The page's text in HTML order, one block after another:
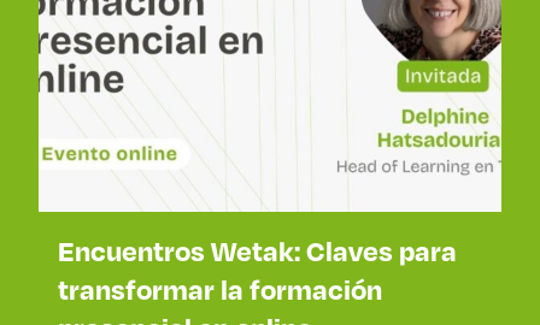
Encuentros Wetak: Claves para
transformar la formación